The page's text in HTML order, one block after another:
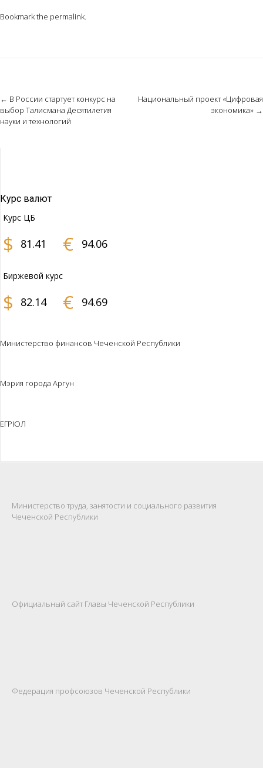
Bookmark the permalink.
Post
navigation
← В России стартует конкурс на
выбор Талисмана Десятилетия
науки и технологий
Национальный проект «Цифровая
экономика» →
Курс валют
Курс ЦБ
$ 81.41 € 94.06
Биржевой курс
$ 82.14 € 94.69
Министерство финансов Чеченской Республики
Мэрия города Аргун
ЕГРЮЛ
Министерство труда, занятости и социального развития
Чеченской Республики
Официальный сайт Главы Чеченской Республики
Федерация профсоюзов Чеченской Республики